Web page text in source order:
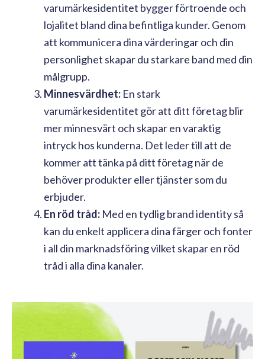
varumärkesidentitet bygger förtroende och
lojalitet bland dina befintliga kunder. Genom
att kommunicera dina värderingar och din
personlighet skapar du starkare band med din
målgrupp.
Minnesvärdhet: En stark
varumärkesidentitet gör att ditt företag blir
mer minnesvärt och skapar en varaktig
intryck hos kunderna. Det leder till att de
kommer att tänka på ditt företag när de
behöver produkter eller tjänster som du
erbjuder.
En röd tråd: Med en tydlig brand identity så
kan du enkelt applicera dina färger och fonter
i all din marknadsföring vilket skapar en röd
tråd i alla dina kanaler.